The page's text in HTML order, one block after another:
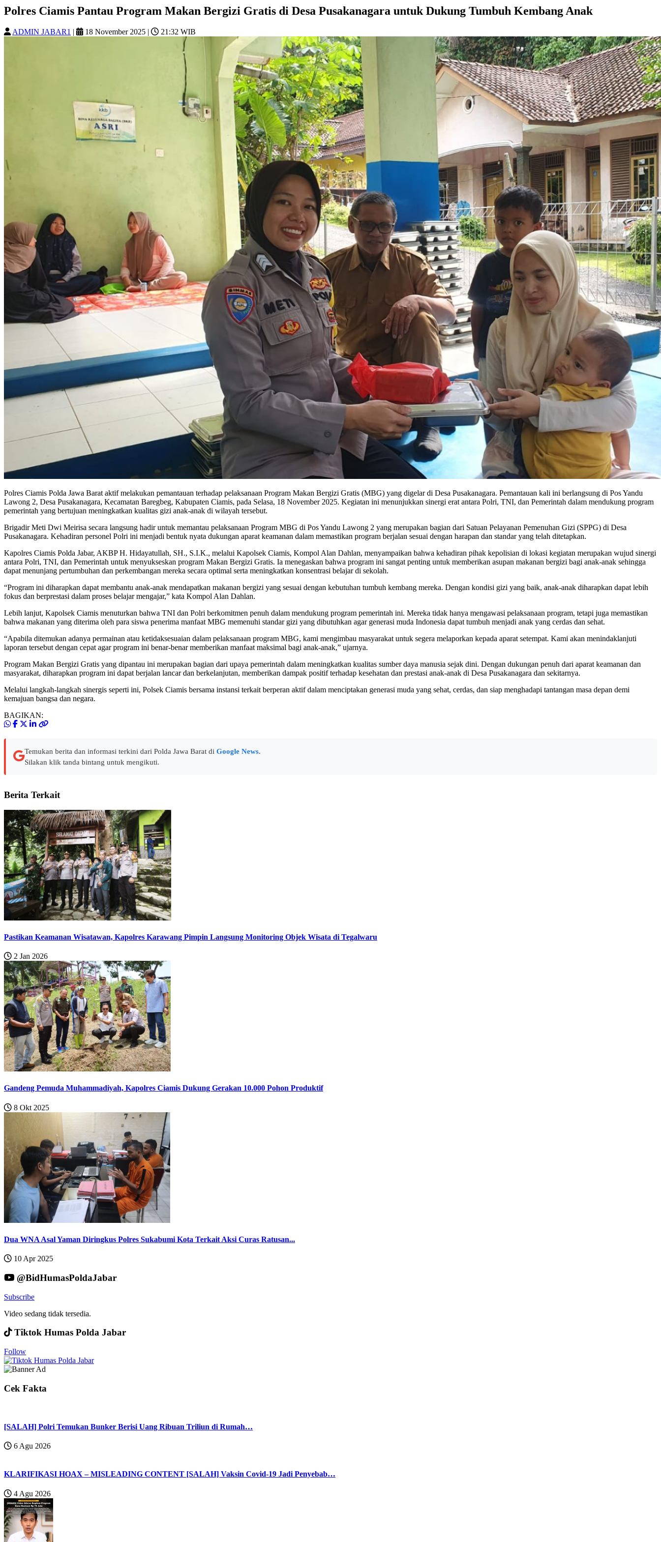
Polres Ciamis Pantau Program Makan Bergizi Gratis di Desa Pusakanagara untuk Dukung Tumbuh Kembang Anak
ADMIN JABAR1 | 18 November 2025 | 21:32 WIB
Polres Ciamis Polda Jawa Barat aktif melakukan pemantauan terhadap pelaksanaan Program Makan Bergizi Gratis (MBG) yang digelar di Desa Pusakanagara. Pemantauan kali ini berlangsung di Pos Yandu
Lawong 2, Desa Pusakanagara, Kecamatan Baregbeg, Kabupaten Ciamis, pada Selasa, 18 November 2025. Kegiatan ini menunjukkan sinergi erat antara Polri, TNI, dan Pemerintah dalam mendukung program
pemerintah yang bertujuan meningkatkan kualitas gizi anak-anak di wilayah tersebut.
Brigadir Meti Dwi Meirisa secara langsung hadir untuk memantau pelaksanaan Program MBG di Pos Yandu Lawong 2 yang merupakan bagian dari Satuan Pelayanan Pemenuhan Gizi (SPPG) di Desa
Pusakanagara. Kehadiran personel Polri ini menjadi bentuk nyata dukungan aparat keamanan dalam memastikan program berjalan sesuai dengan harapan dan standar yang telah ditetapkan.
Kapolres Ciamis Polda Jabar, AKBP H. Hidayatullah, SH., S.I.K., melalui Kapolsek Ciamis, Kompol Alan Dahlan, menyampaikan bahwa kehadiran pihak kepolisian di lokasi kegiatan merupakan wujud sinergi
antara Polri, TNI, dan Pemerintah untuk menyukseskan program Makan Bergizi Gratis. Ia menegaskan bahwa program ini sangat penting untuk memberikan asupan makanan bergizi bagi anak-anak sehingga
dapat menunjang pertumbuhan dan perkembangan mereka secara optimal serta meningkatkan konsentrasi belajar di sekolah.
“Program ini diharapkan dapat membantu anak-anak mendapatkan makanan bergizi yang sesuai dengan kebutuhan tumbuh kembang mereka. Dengan kondisi gizi yang baik, anak-anak diharapkan dapat lebih
fokus dan berprestasi dalam proses belajar mengajar,” kata Kompol Alan Dahlan.
Lebih lanjut, Kapolsek Ciamis menuturkan bahwa TNI dan Polri berkomitmen penuh dalam mendukung program pemerintah ini. Mereka tidak hanya mengawasi pelaksanaan program, tetapi juga memastikan
bahwa makanan yang diterima oleh para siswa penerima manfaat MBG memenuhi standar gizi yang dibutuhkan agar generasi muda Indonesia dapat tumbuh menjadi anak yang cerdas dan sehat.
“Apabila ditemukan adanya permainan atau ketidaksesuaian dalam pelaksanaan program MBG, kami mengimbau masyarakat untuk segera melaporkan kepada aparat setempat. Kami akan menindaklanjuti
laporan tersebut dengan cepat agar program ini benar-benar memberikan manfaat maksimal bagi anak-anak,” ujarnya.
Program Makan Bergizi Gratis yang dipantau ini merupakan bagian dari upaya pemerintah dalam meningkatkan kualitas sumber daya manusia sejak dini. Dengan dukungan penuh dari aparat keamanan dan
masyarakat, diharapkan program ini dapat berjalan lancar dan berkelanjutan, memberikan dampak positif terhadap kesehatan dan prestasi anak-anak di Desa Pusakanagara dan sekitarnya.
Melalui langkah-langkah sinergis seperti ini, Polsek Ciamis bersama instansi terkait berperan aktif dalam menciptakan generasi muda yang sehat, cerdas, dan siap menghadapi tantangan masa depan demi
kemajuan bangsa dan negara.
BAGIKAN:
Temukan berita dan informasi terkini dari Polda Jawa Barat di Google News.
Silakan klik tanda bintang untuk mengikuti.
Berita Terkait
Pastikan Keamanan Wisatawan, Kapolres Karawang Pimpin Langsung Monitoring Objek Wisata di Tegalwaru
2 Jan 2026
Gandeng Pemuda Muhammadiyah, Kapolres Ciamis Dukung Gerakan 10.000 Pohon Produktif
8 Okt 2025
Dua WNA Asal Yaman Diringkus Polres Sukabumi Kota Terkait Aksi Curas Ratusan...
10 Apr 2025
@BidHumasPoldaJabar
Subscribe
Video sedang tidak tersedia.
Tiktok Humas Polda Jabar
Follow
Cek Fakta
[SALAH] Polri Temukan Bunker Berisi Uang Ribuan Triliun di Rumah…
6 Agu 2026
KLARIFIKASI HOAX – MISLEADING CONTENT [SALAH] Vaksin Covid-19 Jadi Penyebab…
4 Agu 2026